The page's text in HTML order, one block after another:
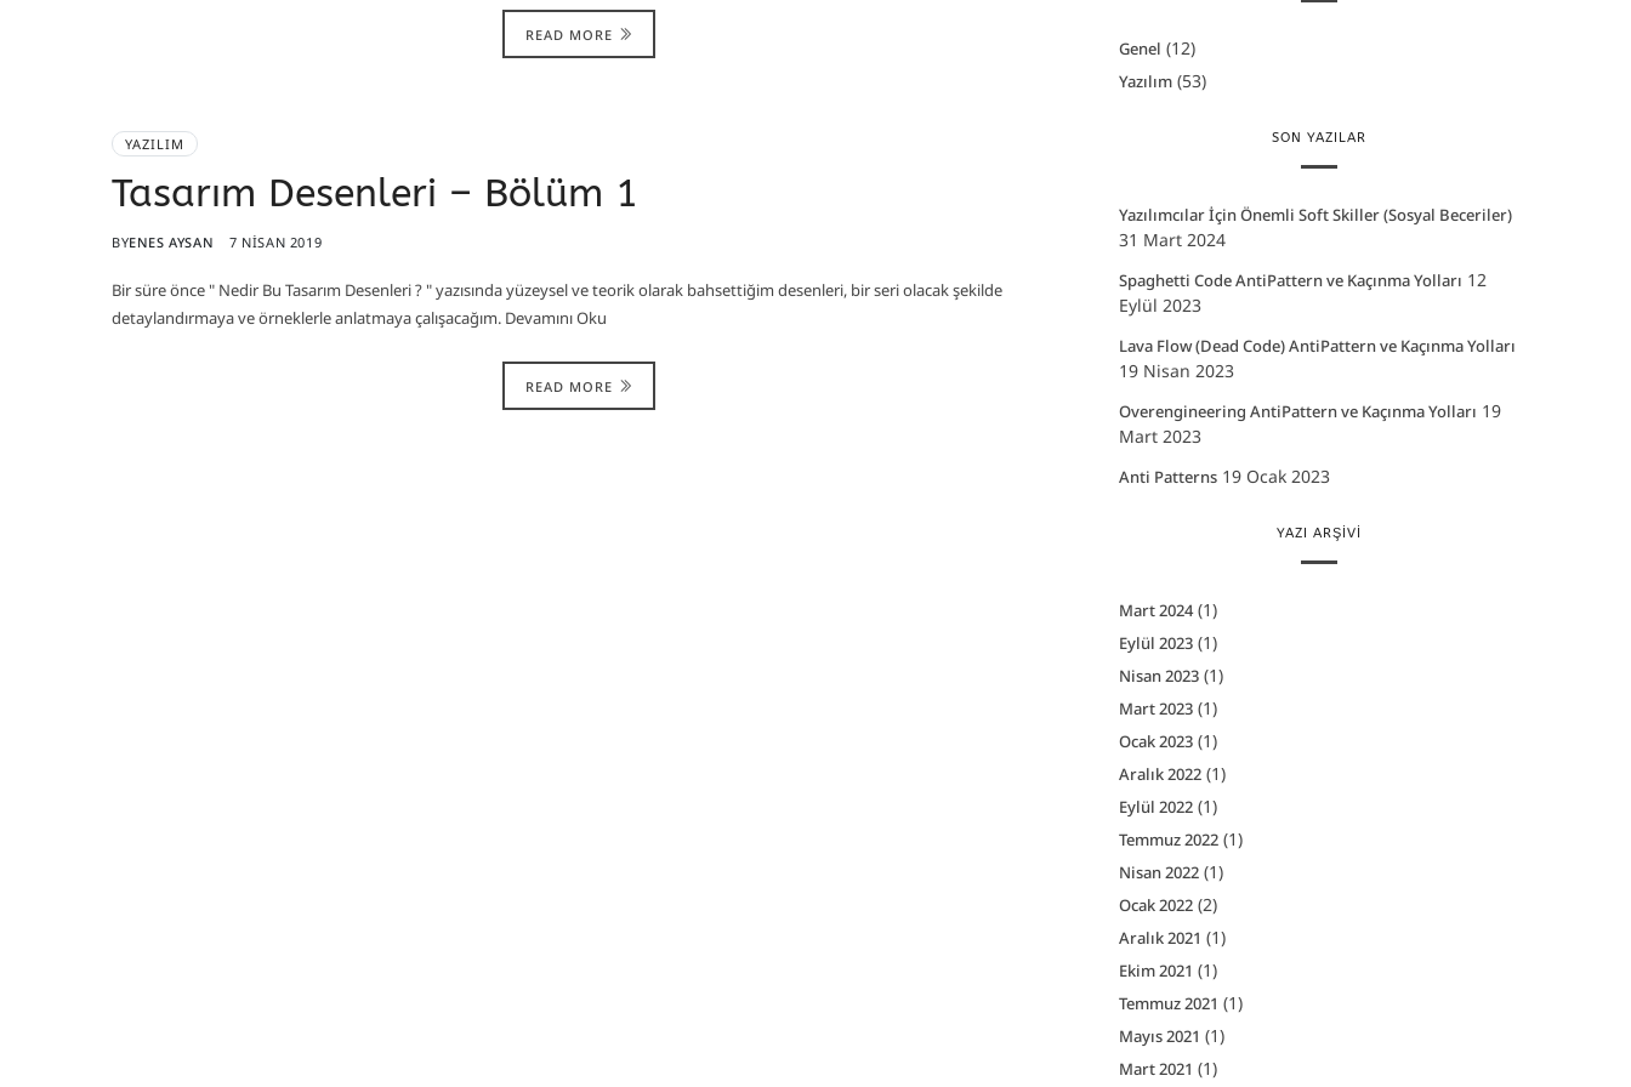
READ MORE
YAZILIM
Tasarım Desenleri – Bölüm 1
BYENES AYSAN 7 NISAN 2019
Bir süre önce " Nedir Bu Tasarım Desenleri ? " yazısında yüzeysel ve teorik olarak bahsettiğim desenleri, bir seri olacak şekilde
detaylandırmaya ve örneklerle anlatmaya çalışacağım. Devamını Oku
READ MORE
Genel (12)
Yazılım (53)
SON YAZILAR
Yazılımcılar İçin Önemli Soft Skiller (Sosyal Beceriler)
31 Mart 2024
Spaghetti Code AntiPattern ve Kaçınma Yolları 12
Eylül 2023
Lava Flow (Dead Code) AntiPattern ve Kaçınma Yolları
19 Nisan 2023
Overengineering AntiPattern ve Kaçınma Yolları 19
Mart 2023
Anti Patterns 19 Ocak 2023
YAZI ARŞIVI
Mart 2024(1)
Eylül 2023 (1)
Nisan 2023 (1)
Mart 2023 (1)
Ocak 2023 (1)
Aralık 2022 (1)
Eylül 2022 (1)
Temmuz 2022 (1)
Nisan 2022 (1)
Ocak 2022 (2)
Aralık 2021 (1)
Ekim 2021 (1)
Temmuz 2021 (1)
Mayıs 2021 (1)
Mart 2021 (1)